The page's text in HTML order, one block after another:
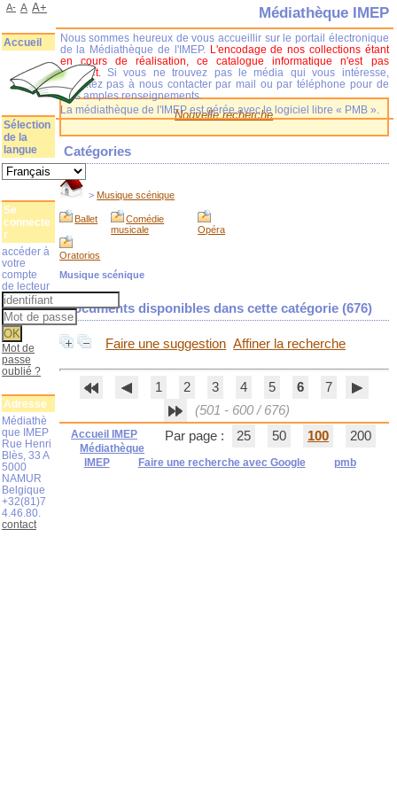
Nouvelle recherche
Catégories
>Musique scénique
Ballet
Comédie
musicale
Opéra
Oratorios
Musique scénique
Documents disponibles dans cette catégorie (676)
Faire une suggestion Affiner la recherche
1 2 3 4 5 6
7
(501 - 600 / 676)
Par page :
25 50 100 200
Accueil IMEP
Médiathèque
IMEP
Faire une recherche avec Google pmb
Médiathèque IMEP
Nous sommes heureux de vous accueillir sur le portail électronique
de la Médiathèque de l'IMEP. L'encodage de nos collections étant
en cours de réalisation, ce catalogue informatique n'est pas
complet.
Si vous ne trouvez pas le média qui vous intéresse,
n'hésitez pas à nous contacter par mail ou par téléphone pour de
plus amples renseignements.
La médiathèque de l'IMEP est gérée avec le logiciel libre « PMB ».
A- A A+
Accueil
Sélection
de la
langue
Se
connecte
r
accéder à
votre
compte
de lecteur
Mot de
passe
oublié ?
Adresse
Médiathè
que IMEP
Rue Henri
Blès, 33 A
5000
NAMUR
Belgique
+32(81)7
4.46.80.
contact